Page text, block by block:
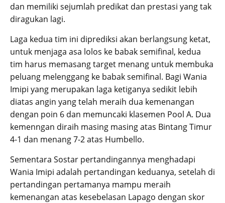
dan memiliki sejumlah predikat dan prestasi yang tak
diragukan lagi.
Laga kedua tim ini diprediksi akan berlangsung ketat,
untuk menjaga asa lolos ke babak semifinal, kedua
tim harus memasang target menang untuk membuka
peluang melenggang ke babak semifinal. Bagi Wania
Imipi yang merupakan laga ketiganya sedikit lebih
diatas angin yang telah meraih dua kemenangan
dengan poin 6 dan memuncaki klasemen Pool A. Dua
kemenngan diraih masing masing atas Bintang Timur
4-1 dan menang 7-2 atas Humbello.
Sementara Sostar pertandingannya menghadapi
Wania Imipi adalah pertandingan keduanya, setelah di
pertandingan pertamanya mampu meraih
kemenangan atas kesebelasan Lapago dengan skor